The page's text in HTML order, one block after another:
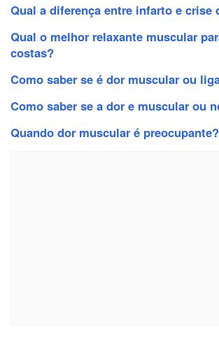
Qual a diferença entre infarto e crise
Qual o melhor relaxante muscular
costas?
Como saber se é dor muscular ou
Como saber se a dor e muscular ou
Quando dor muscular é preocupante?